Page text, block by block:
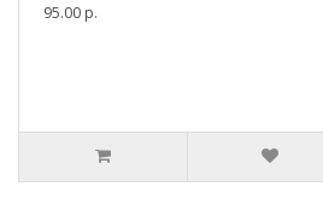
95.00 р.